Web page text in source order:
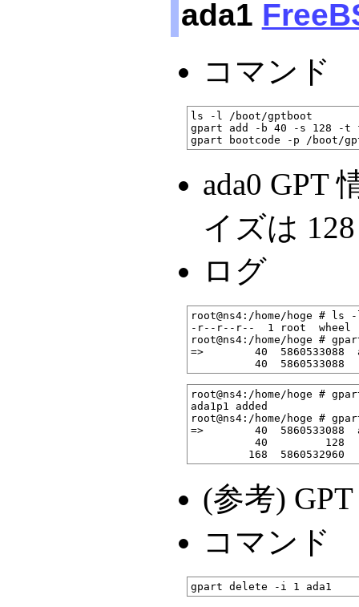
ada1
コマンド
ls -l /boot/gptboot
gpart add -b 40 -s 128 -t
ada0 GPT
イズは 128
ログ
root@ns4:/home/hoge #
-r--r--r--  1 root  wheel
root@ns4:/home/hoge #
=>        40  5860533088
root@ns4:/home/hoge #
ada1p1 added
root@ns4:/home/hoge #
=>        40  5860533088
40         128
(参考)
コマンド